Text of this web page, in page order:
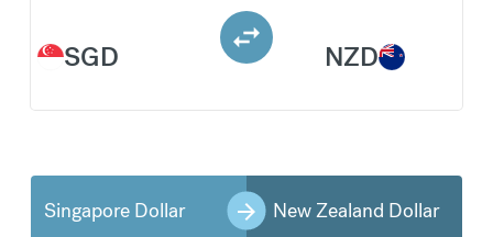
SGD NZD
Singapore Dollar New Zealand Dollar